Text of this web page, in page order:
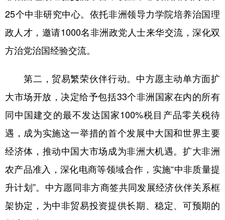
25个中非研究中心。依托非洲领导力学院培养治国理
政人才，邀请1000名非洲政党人士来华交流，深化双
方治党治国经验交流。
第二，贸易繁荣伙伴行动。中方愿主动单方面扩
大市场开放，决定给予包括33个非洲国家在内的所有
同中国建交的最不发达国家100%税目产品零关税待
遇，成为实施这一举措的首个发展中大国和世界主要
经济体，推动中国大市场成为非洲大机遇。扩大非洲
农产品准入，深化电商等领域合作，实施“中非质量提
升计划”。中方愿同非方商签共同发展经济伙伴关系框
架协定，为中非贸易投资提供长期、稳定、可预期的